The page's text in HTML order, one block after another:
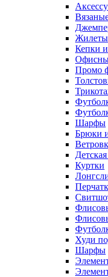
Жилеты
Кепки
Промо
Шарфы
Брюки
Куртки
Худи
Шарфы